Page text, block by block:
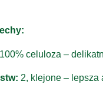
100% celuloza –
2, klejone – lepsza